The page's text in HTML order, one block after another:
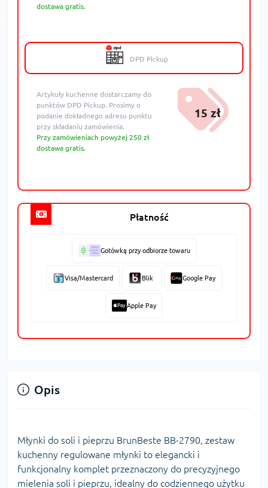
dostawa gratis.
DPD Pickup
Artykuły kuchenne dostarczamy do
punktów DPD Pickup. Prosimy o
podanie dokładnego adresu punktu
przy składaniu zamówienia.
Przy zamówieniach powyżej 250 zł
dostawa gratis.
15 zł
Płatność
Gotówką przy odbiorze towaru
Visa/Mastercard Blik Google Pay
Apple Pay
Opis
Młynki do soli i pieprzu BrunBeste BB-2790, zestaw
kuchenny regulowane młynki to elegancki i
funkcjonalny komplet przeznaczony do precyzyjnego
mielenia soli i pieprzu, idealny do codziennego użytku